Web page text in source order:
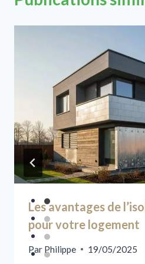
Les avantages de
pour votre logement
Par Philippe 19/05/2025